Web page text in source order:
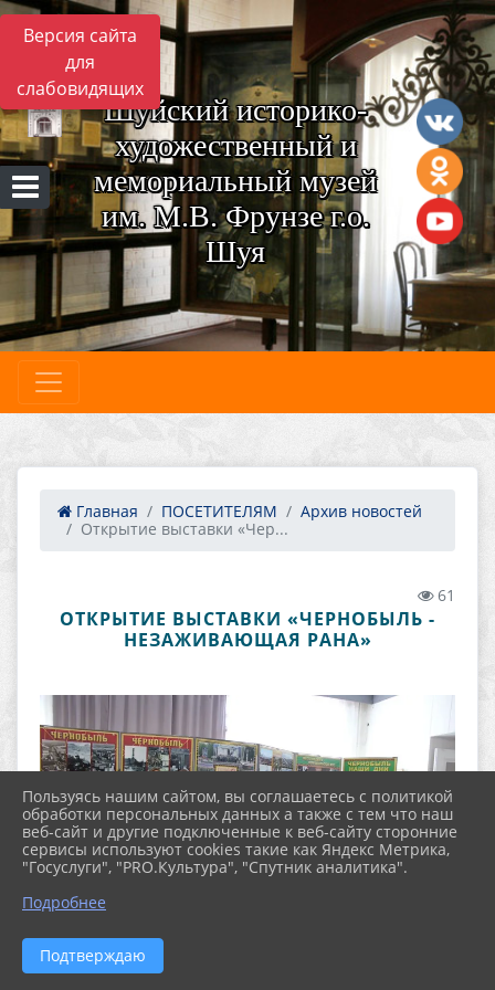
Версия сайта
для
слабовидящих
Шуйский историко-
художественный и
мемориальный музей
им. М.В. Фрунзе г.о.
Шуя
Главная ПОСЕТИТЕЛЯМ
Архив новостей
Открытие выставки «Чер...
61
ОТКРЫТИЕ ВЫСТАВКИ «ЧЕРНОБЫЛЬ -
НЕЗАЖИВАЮЩАЯ РАНА»
Пользуясь нашим сайтом, вы соглашаетесь с политикой
обработки персональных данных а также с тем что наш
веб-сайт и другие подключенные к веб-сайту сторонние
сервисы используют cookies такие как Яндекс Метрика,
"Госуслуги", "PRO.Культура", "Спутник аналитика".
Подробнее
Подтверждаю